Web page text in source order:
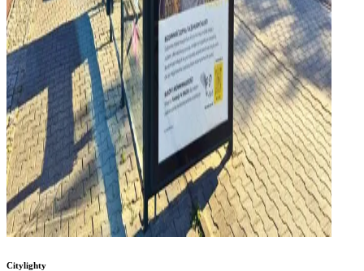
Citylighty